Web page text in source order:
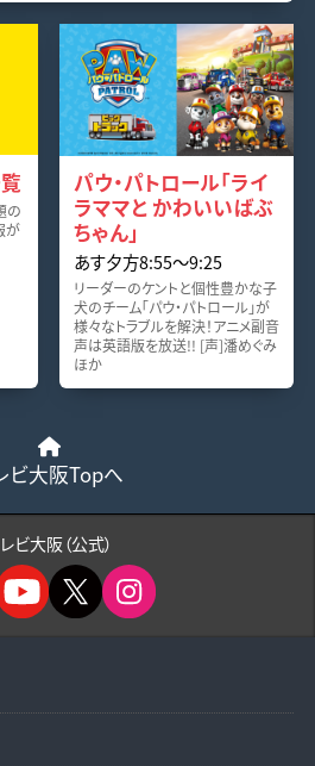
の
が
パウ・パトロール「ライ
ラママと かわいいばぶ
ちゃん」
あす夕方8:55〜9:25
リーダーのケントと個性豊かな子
犬のチーム「パウ・パトロール」が
様々なトラブルを解決！アニメ副音
声は英語版を放送!! [声]潘めぐみ
ほか
ビ大阪Topへ
ビ大阪（公式）